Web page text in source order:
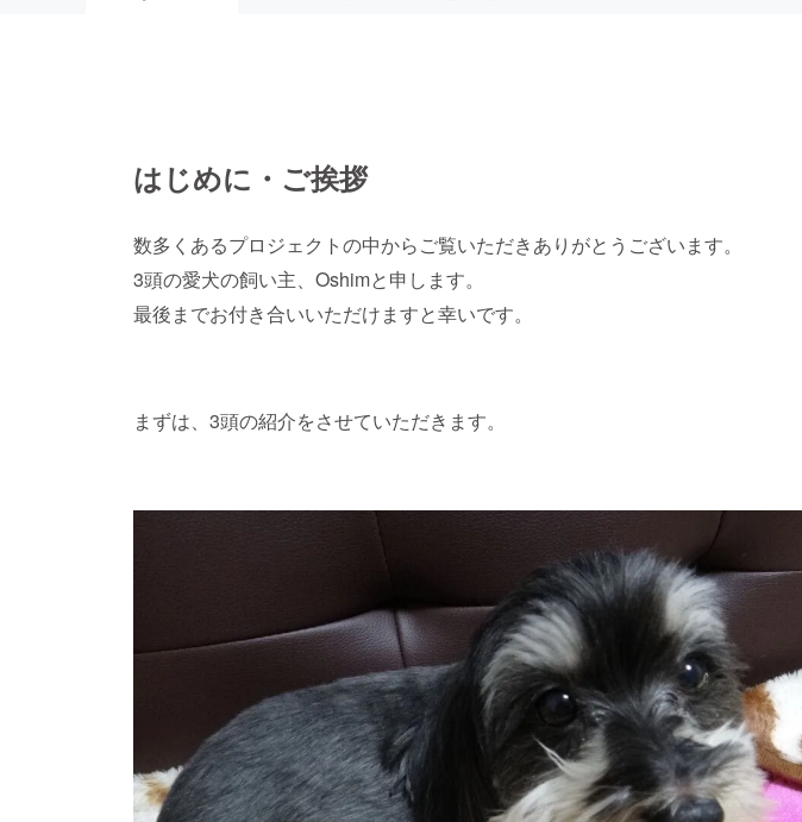
はじめに・ご挨拶
数多くあるプロジェクトの中からご覧いただきありがとうございます。
3頭の愛犬の飼い主、Oshimと申します。
最後までお付き合いいただけますと幸いです。
まずは、3頭の紹介をさせていただきます。